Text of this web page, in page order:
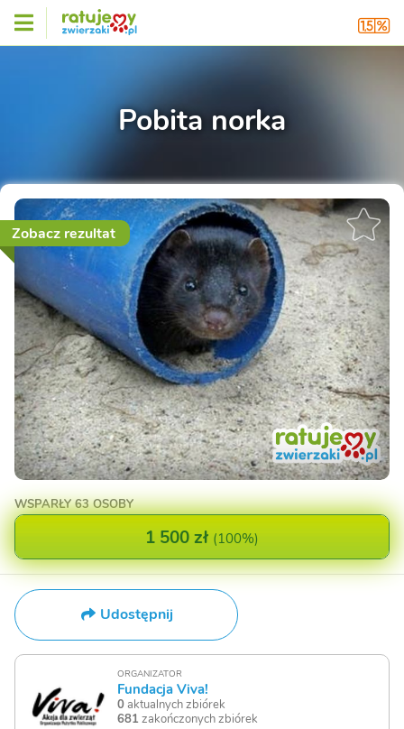
Pobita norka
Zobacz rezultat
WSPARŁY63 OSOBY
1 500 zł (100%)
Udostępnij
ORGANIZATOR
Fundacja Viva!
0aktualnych zbiórek
681zakończonych zbiórek